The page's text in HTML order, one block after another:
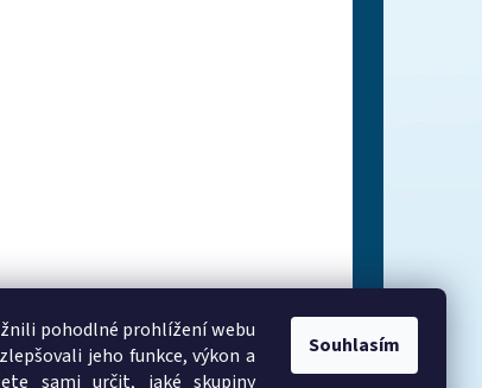
pohodlné prohlížení webu
jeho funkce, výkon a
sami určit, jaké skupiny
Souhlasím